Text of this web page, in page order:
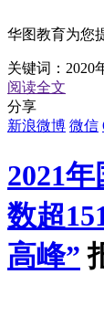
华图教育为您
关键词： 2020
阅读全文
分享
新浪微博 微信
2021
数超
高峰”